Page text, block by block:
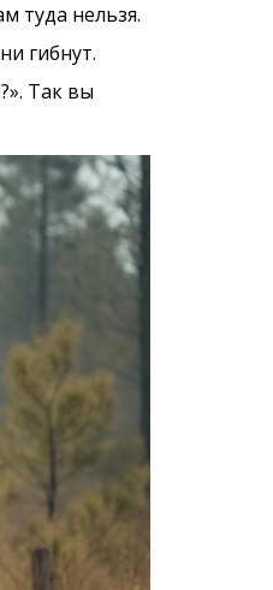
туда нельзя.
гибнут.
Так вы